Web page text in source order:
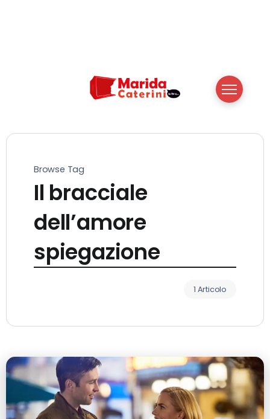
Browse Tag
Il bracciale
dell’amore
spiegazione
1 Articolo